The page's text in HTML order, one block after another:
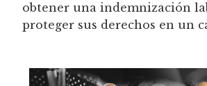
obtener una indemnización
proteger sus derechos en un